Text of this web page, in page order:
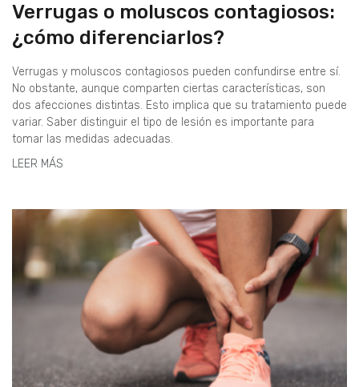
Verrugas o moluscos contagiosos:
¿cómo diferenciarlos?
Verrugas y moluscos contagiosos pueden confundirse entre sí.
No obstante, aunque comparten ciertas características, son
dos afecciones distintas. Esto implica que su tratamiento puede
variar. Saber distinguir el tipo de lesión es importante para
tomar las medidas adecuadas.
LEER MÁS